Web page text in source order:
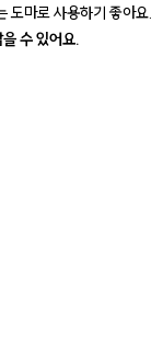
도마로 사용하기 좋아요.
수 있어요.